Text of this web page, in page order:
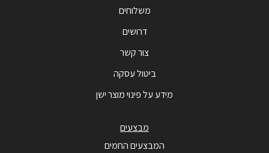
משלוחים
דרושים
צור קשר
ביטול עסקה
מידע על פינוי מוצר ישן
מבצעים
המבצעים החמים